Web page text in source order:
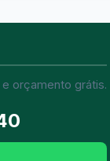
orçamento grátis.